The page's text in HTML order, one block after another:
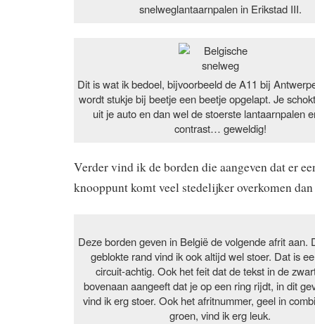
snelweglantaarnpalen in Erikstad III.
Dit is wat ik bedoel, bijvoorbeeld de A11 bij
wordt stukje bij beetje een beetje opgelapt. Je
uit je auto en dan wel de stoerste lantaarnpalen
contrast… geweldig!
Verder vind ik de borden die aangeven dat er
knooppunt komt veel stedelijker overkomen
Deze borden geven in België de volgende afrit aan.
geblokte rand vind ik ook altijd wel stoer. Dat is
circuit-achtig. Ook het feit dat de tekst in de
bovenaan aangeeft dat je op een ring rijdt, in dit
vind ik erg stoer. Ook het afritnummer, geel in
groen, vind ik erg leuk.